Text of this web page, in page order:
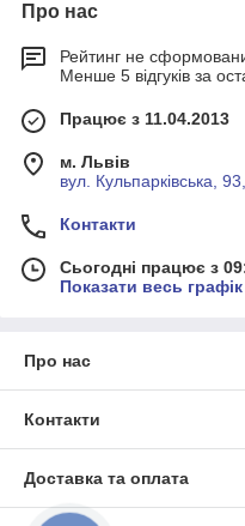
Про нас
Рейтинг не
Менше 5 відгуків за
Працює з 11.04.2013
м. Львів
вул. Кульпарківська,
Контакти
Сьогодні працює з
Показати весь
Про нас
Контакти
Доставка та оплата